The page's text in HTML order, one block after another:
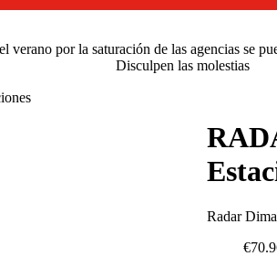
verano por la saturación de las agencias se
Disculpen las molestias
Radar